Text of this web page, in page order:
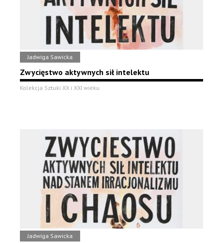
Jadwiga Sawicka
Zwycięstwo aktywnych sił intelektu
Kolekcja Sztuki XX i XXI wieku
Jadwiga Sawicka